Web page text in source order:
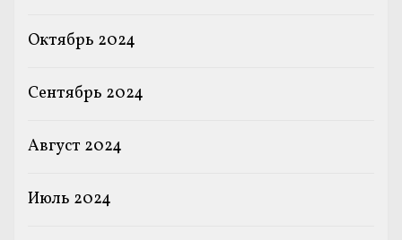
Октябрь 2024
Сентябрь 2024
Август 2024
Июль 2024